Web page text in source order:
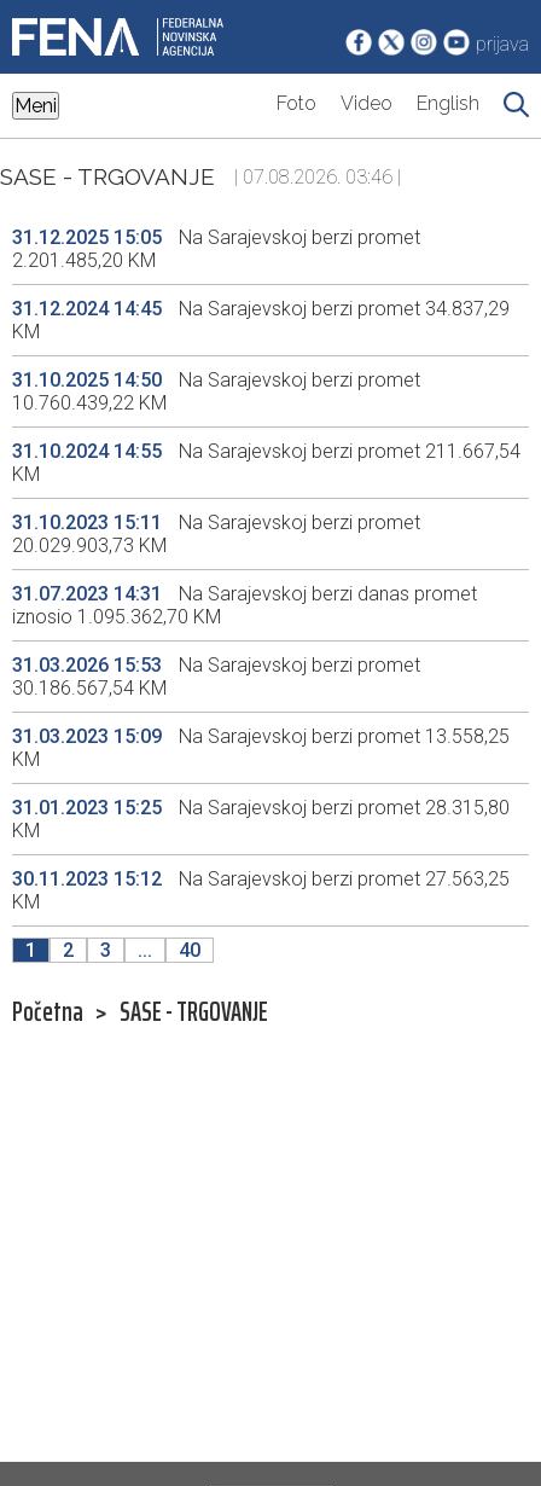
prijava
Meni Foto Video English
SASE - TRGOVANJE | 07.08.2026. 03:46 |
31.12.2025 15:05
Na Sarajevskoj berzi promet
2.201.485,20 KM
31.12.2024 14:45
Na Sarajevskoj berzi promet 34.837,29
KM
31.10.2025 14:50
Na Sarajevskoj berzi promet
10.760.439,22 KM
31.10.2024 14:55
Na Sarajevskoj berzi promet 211.667,54
KM
31.10.2023 15:11
Na Sarajevskoj berzi promet
20.029.903,73 KM
31.07.2023 14:31
Na Sarajevskoj berzi danas promet
iznosio 1.095.362,70 KM
31.03.2026 15:53
Na Sarajevskoj berzi promet
30.186.567,54 KM
31.03.2023 15:09
Na Sarajevskoj berzi promet 13.558,25
KM
31.01.2023 15:25
Na Sarajevskoj berzi promet 28.315,80
KM
30.11.2023 15:12
Na Sarajevskoj berzi promet 27.563,25
KM
1 2 3 ... 40
Početna > SASE - TRGOVANJE